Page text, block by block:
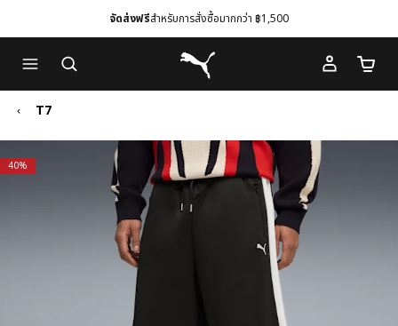
to
Main
content
to
Footer
Content
จัดส่งฟรีสำหรับการสั่งซื้อมากกว่า ฿1,500
Puma โฮม
จำนว
T7
40%